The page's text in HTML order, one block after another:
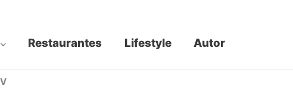
Restaurantes Lifestyle Autor